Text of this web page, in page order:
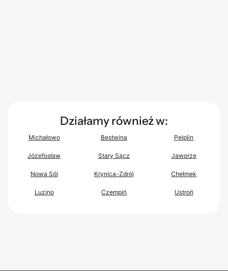
Działamy również w:
Michałowo Bestwina Pelplin
Józefosław Stary Sącz Jaworze
Nowa Sól Krynica-Zdrój Chełmek
Luzino Czempiń Ustroń